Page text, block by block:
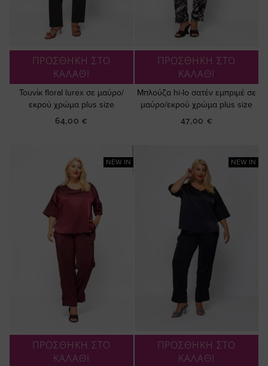
ΠΡΟΣΘΗΚΗ ΣΤΟ
ΚΑΛΑΘΙ
Τουνίκ floral lurex σε μαύρο/
εκρού χρώμα plus size
64,00 €
ΠΡΟΣΘΗΚΗ ΣΤΟ
ΚΑΛΑΘΙ
Μπλούζα hi-lo σατέν εμπριμέ σε
μαύρο/εκρού χρώμα plus size
47,00 €
NEW IN
ΠΡΟΣΘΗΚΗ ΣΤΟ
ΚΑΛΑΘΙ
NEW IN
ΠΡΟΣΘΗΚΗ ΣΤΟ
ΚΑΛΑΘΙ